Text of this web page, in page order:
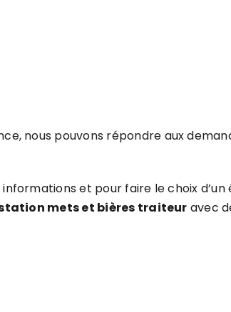
nous pouvons répondre aux
et pour faire le choix
mets et bières traiteur avec